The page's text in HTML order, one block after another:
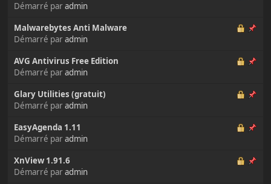
Démarré paradmin
Malwarebytes Anti Malware
Démarré paradmin
AVG Antivirus Free Edition
Démarré paradmin
Glary Utilities (gratuit)
Démarré paradmin
EasyAgenda 1.11
Démarré paradmin
XnView 1.91.6
Démarré paradmin